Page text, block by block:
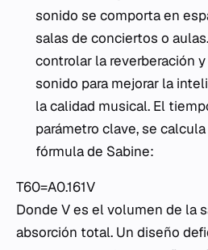
sonido se comporta en
salas de conciertos o
controlar la reverberación
sonido para mejorar la
la calidad musical. El
parámetro clave, se
fórmula de Sabine:
T60​=A0.161V​
Donde V es el volumen de la
absorción total. Un diseño